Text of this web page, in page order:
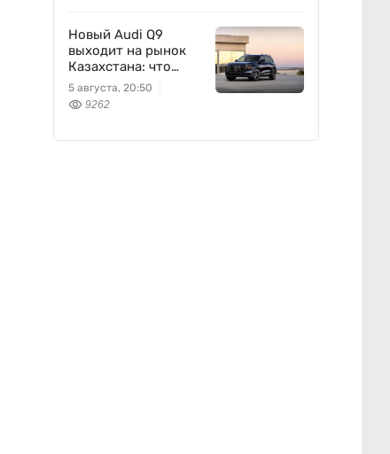
Новый Audi Q9
выходит на рынок
Казахстана: что
известно
5 августа, 20:50
9262